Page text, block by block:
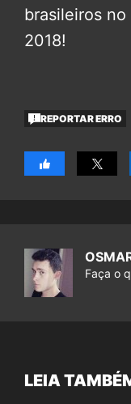
brasileiros no
2018!
REPORTAR ERRO
Faça o
LEIA